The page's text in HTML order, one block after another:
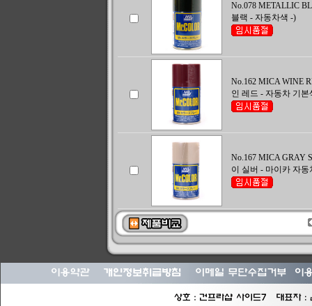
No.078 METALLIC
블랙 - 자동차색 -)
No.162 MICA WINE
인 레드 - 자동차 기본
No.167 MICA GRAY
이 실버 - 마이카 자동